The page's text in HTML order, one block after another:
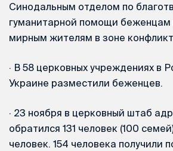
Синодальным отделом по
гуманитарной помощи беженцам
мирным жителям в зоне
· В 58 церковных учреждениях в
Украине разместили беженцев.
· 23 ноября в церковный штаб
обратился 131 человек (100
человек. 154 человека получили